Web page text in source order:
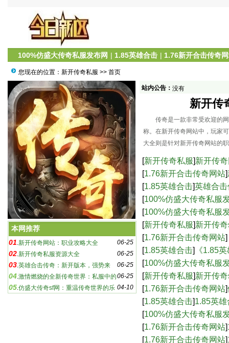
100%仿盛大传奇私服发布网 | 1.85英雄合击 | 1.76新开合击传奇
您现在的位置： 新开传奇私服 >> 首页
新开传奇网站：职业攻略大全
本网推荐
06-25
01.新开传奇网站：职业攻略大全
06-25
02.新开传奇私服资源大全
06-25
03.英雄合击传奇：新开版本，强势来
袭！
06-25
04.激情燃烧的全新传奇世界：私服中的
高爆率与激烈战斗
04-10
05.仿盛大传奇sf网：重温传奇世界的乐
站内公告： 没有
新开传
传奇是一款非常受欢迎的网
称。在新开传奇网站中，玩家
大全则是针对新开传奇网站的
[新开传奇私服]新开传
[1.76新开合击传奇网站]
[1.85英雄合击]英雄合
[100%仿盛大传奇私服
服中的高爆率与激烈战
[100%仿盛大传奇私服
界的乐趣-仿盛大传奇sf
[新开传奇私服]新开传
奇sf：游戏玩家必知的
[1.76新开合击传奇网站]
合击版本，传奇再续-
[1.85英雄合击] 《1.85
新篇章-《1.85英雄合
[100%仿盛大传奇私服
传奇-100%仿盛大传奇
[新开传奇私服]新开传
sf下载,新开传奇sf
[1.76新开合击传奇网站]
网站，重温热血传奇
[1.85英雄合击]1.85英
[100%仿盛大传奇私服
仿盛大经典再现
[1.76新开合击传奇网站]
奇游戏-1.76新开合击
[1.76新开合击传奇网站]